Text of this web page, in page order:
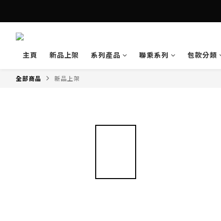
主頁 新品上架 系列產品 聯乘系列 包款分類
全部商品 新品上架